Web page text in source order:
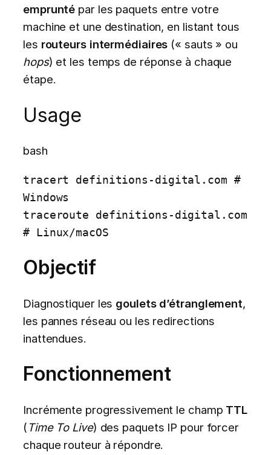
emprunté par les paquets entre votre
machine et une destination, en listant tous
les routeurs intermédiaires (« sauts » ou
hops) et les temps de réponse à chaque
étape.
Usage
bash
tracert definitions-digital.com #
Windows
traceroute definitions-digital.com
# Linux/macOS
Objectif
Diagnostiquer les goulets d’étranglement,
les pannes réseau ou les redirections
inattendues.
Fonctionnement
Incrémente progressivement le champ TTL
( Time To Live) des paquets IP pour forcer
chaque routeur à répondre.